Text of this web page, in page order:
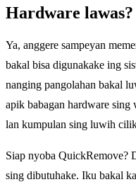
Hardware lawas?
Ya, anggere sampeyan
bakal bisa digunakake ing
nanging pangolahan bakal
apik babagan hardware sing
lan kumpulan sing luwih
Siap nyoba QuickRemove?
sing dibutuhake. Iku bakal